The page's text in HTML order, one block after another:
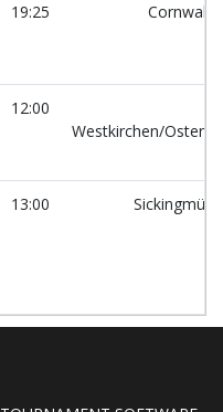
19:25 Cornwall
12:00
Westkirchen/
13:00